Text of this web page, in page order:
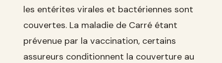
les entérites virales et bactériennes sont
couvertes. La maladie de Carré étant
prévenue par la vaccination, certains
assureurs conditionnent la couverture au